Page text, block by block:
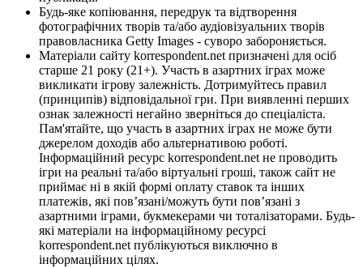
Будь-яке копіювання, передрук та відтворення
фотографічних творів та/або аудіовізуальних творів
правовласника Getty Images - суворо забороняється.
Матеріали сайту korrespondent.net призначені для осіб
старше 21 року (21+). Участь в азартних іграх може
викликати ігрову залежність. Дотримуйтесь правил
(принципів) відповідальної гри. При виявленні перших
ознак залежності негайно зверніться до спеціаліста.
Пам'ятайте, що участь в азартних іграх не може бути
джерелом доходів або альтернативою роботі.
Інформаційний ресурс korrespondent.net не проводить
ігри на реальні та/або віртуальні гроші, також сайт не
приймає ні в якій формі оплату ставок та інших
платежів, які пов’язані/можуть бути пов’язані з
азартними іграми, букмекерами чи тоталізаторами. Будь-
які матеріали на інформаційному ресурсі
korrespondent.net публікуються виключно в
інформаційних цілях.